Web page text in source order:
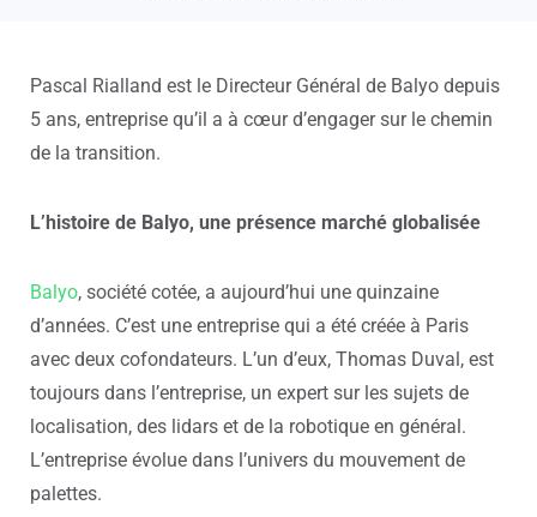
Pascal Rialland est le Directeur Général de Balyo depuis
5 ans, entreprise qu’il a à cœur d’engager sur le chemin
de la transition.
L’histoire de Balyo, une présence marché globalisée
Balyo, société cotée, a aujourd’hui une quinzaine
d’années. C’est une entreprise qui a été créée à Paris
avec deux cofondateurs. L’un d’eux, Thomas Duval, est
toujours dans l’entreprise, un expert sur les sujets de
localisation, des lidars et de la robotique en général.
L’entreprise évolue dans l’univers du mouvement de
palettes.